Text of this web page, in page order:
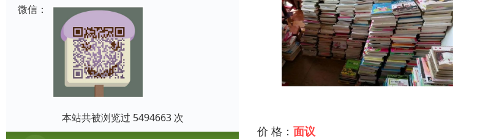
微信：
本站共被浏览过 5494663 次
价 格： 面议